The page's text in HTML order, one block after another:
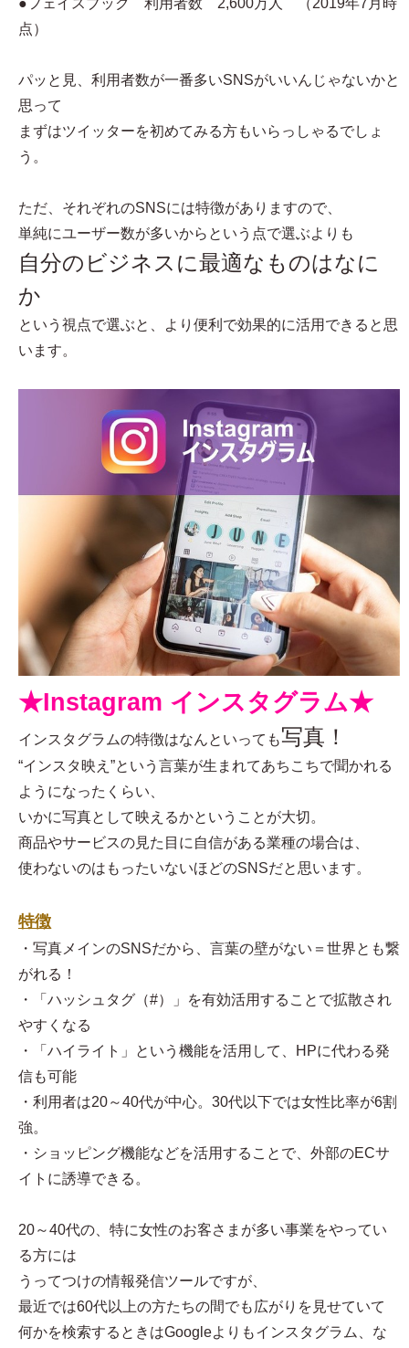
●フェイスブック 利用者数 2,600万人 （2019年7月時
点）
パッと見、利用者数が一番多いSNSがいいんじゃないかと
思って
まずはツイッターを初めてみる方もいらっしゃるでしょ
う。
ただ、それぞれのSNSには特徴がありますので、
単純にユーザー数が多いからという点で選ぶよりも
自分のビジネスに最適なものはなに
か
という視点で選ぶと、より便利で効果的に活用できると思
います。
★Instagram インスタグラム★
インスタグラムの特徴はなんといっても写真！
“インスタ映え”という言葉が生まれてあちこちで聞かれる
ようになったくらい、
いかに写真として映えるかということが大切。
商品やサービスの見た目に自信がある業種の場合は、
使わないのはもったいないほどのSNSだと思います。
特徴
・写真メインのSNSだから、言葉の壁がない＝世界とも繋
がれる！
・「ハッシュタグ（#）」を有効活用することで拡散され
やすくなる
・「ハイライト」という機能を活用して、HPに代わる発
信も可能
・利用者は20～40代が中心。30代以下では女性比率が6割
強。
・ショッピング機能などを活用することで、外部のECサ
イトに誘導できる。
20～40代の、特に女性のお客さまが多い事業をやってい
る方には
うってつけの情報発信ツールですが、
最近では60代以上の方たちの間でも広がりを見せていて
何かを検索するときはGoogleよりもインスタグラム、な